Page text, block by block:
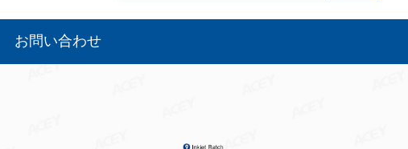
お問い合わせ